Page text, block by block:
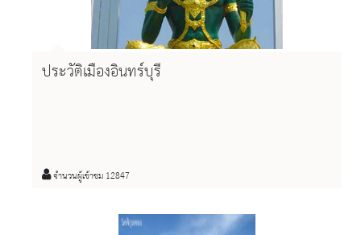
ประวัติเมืองอินทร์บุรี
จำนวนผู้เข้าชม 12847